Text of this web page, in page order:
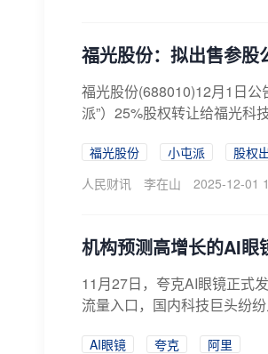
福光股份：拟出售参股
福光股份(688010)12月1日
派”）25%股权转让给福光科
福光股份 小屯派
股权
人民财讯
李在山 2025-12-01
机构预测高增长的AI眼
11月27日，夸克AI眼镜正式
流量入口，国内科技巨头纷
AI眼镜 夸克
阿里